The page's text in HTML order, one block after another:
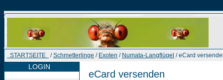
STARTSEITE /Schmetterlinge / Exoten / Numata-Langflügel / eCard
LOGIN
eCard versenden